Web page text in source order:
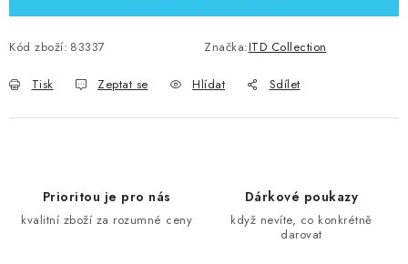
Kód zboží: 83337 Značka:ITD Collection
Tisk Zeptat se Hlídat Sdílet
Prioritou je pro nás
kvalitní zboží za rozumné ceny
Dárkové poukazy
když nevíte, co konkrétně
darovat